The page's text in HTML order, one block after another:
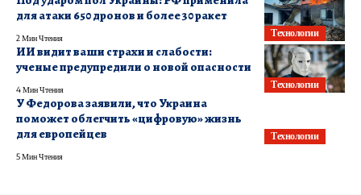
Технологии
для атаки 650 дронов и более 30 ракет
2 Мин Чтения
Технологии
ИИ видит ваши страхи и слабости:
ученые предупредили о новой опасности
4 Мин Чтения
Технологии
У Федорова заявили, что Украина
поможет облегчить «цифровую» жизнь
для европейцев
5 Мин Чтения